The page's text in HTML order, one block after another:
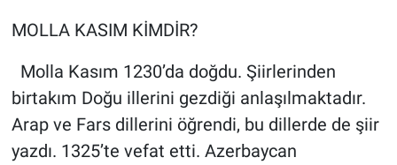
MOLLA KASIM KİMDİR?
Molla Kasım 1230’da doğdu. Şiirlerinden
birtakım Doğu illerini gezdiği anlaşılmaktadır.
Arap ve Fars dillerini öğrendi, bu dillerde de şiir
yazdı. 1325’te vefat etti. Azerbaycan